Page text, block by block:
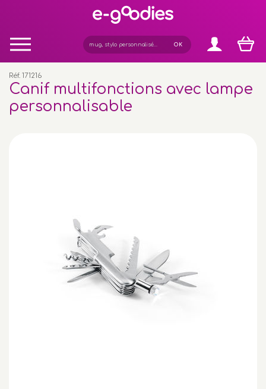
Réf. 171216
Canif multifonctions avec lampe
personnalisable